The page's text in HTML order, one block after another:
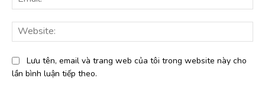
Lưu tên, email và trang web của tôi trong website này cho
lần bình luận tiếp theo.